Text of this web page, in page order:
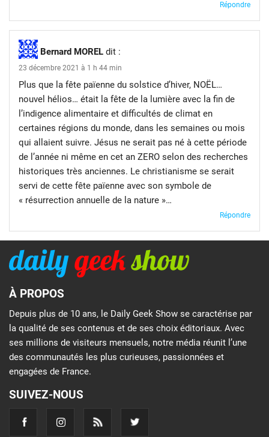
Répondre
Bernard MOREL dit :
23 décembre 2021 à 1 h 44 min
Plus que la fête païenne du solstice d’hiver, NOËL…
nouvel hélios… était la fête de la lumière avec la fin de
l’indigence alimentaire et difficultés de climat en
certaines régions du monde, dans les semaines ou mois
qui allaient suivre. Jésus ne serait pas né à cette période
de l’année ni même en cet an ZERO selon des recherches
historiques très anciennes. Le christianisme se serait
servi de cette fête païenne avec son symbole de
« résurrection annuelle de la nature »…
Répondre
À PROPOS
Depuis plus de 10 ans, le Daily Geek Show se caractérise par
la qualité de ses contenus et de ses choix éditoriaux. Avec
ses millions de visiteurs mensuels, notre média réunit l’une
des communautés les plus curieuses, passionnées et
engagées de France.
SUIVEZ-NOUS